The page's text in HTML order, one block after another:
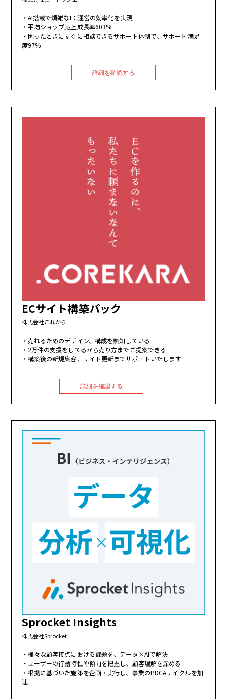
AI搭載で煩雑なEC運営の効率化を実現
平均ショップ売上成長率603%
困ったときにすぐに相談できるサポート体制で、サポート満足
度97%
詳細を確認する
ECサイト構築パック
株式会社これから
売れるためのデザイン、構成を熟知している
2万件の支援をしてるから売り方までご提案できる
構築後の新規集客、サイト更新までサポートいたします
詳細を確認する
Sprocket Insights
株式会社Sprocket
様々な顧客接点における課題を、データ×AIで解決
ユーザーの行動特性や傾向を把握し、顧客理解を深める
根拠に基づいた施策を企画・実行し、事業のPDCAサイクルを加
速